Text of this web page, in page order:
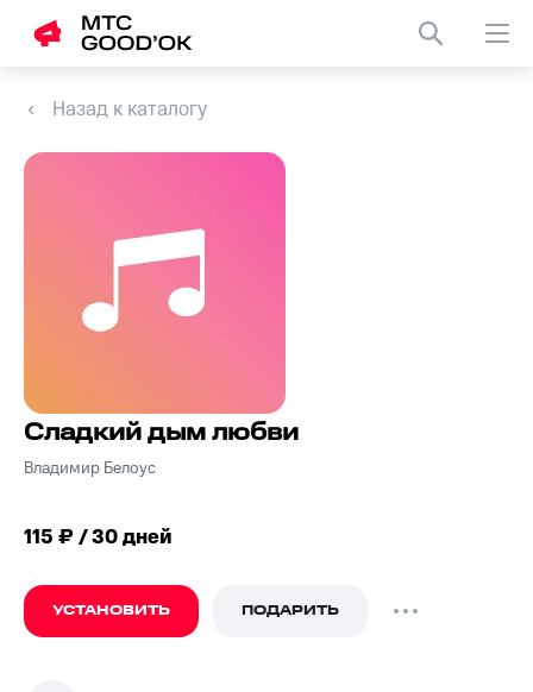
Назад к каталогу
Сладкий дым любви
Владимир Белоус
115 ₽ / 30 дней
УСТАНОВИТЬ ПОДАРИТЬ